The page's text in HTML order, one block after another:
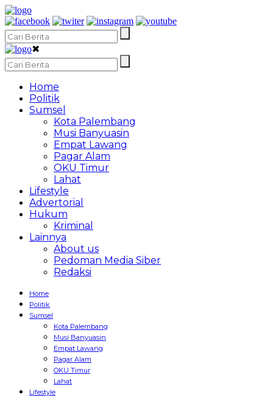
✖
Home
Politik
Sumsel
Kota Palembang
Musi Banyuasin
Empat Lawang
Pagar Alam
OKU Timur
Lahat
Lifestyle
Advertorial
Hukum
Kriminal
Lainnya
About us
Pedoman Media Siber
Redaksi
Home
Politik
Sumsel
Kota Palembang
Musi Banyuasin
Empat Lawang
Pagar Alam
OKU Timur
Lahat
Lifestyle